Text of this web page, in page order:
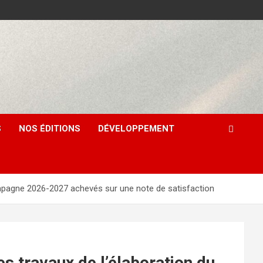
NOS ÉDITIONS DÉVELOPPEMENT
2026-2027 achevés sur une note de satisfaction